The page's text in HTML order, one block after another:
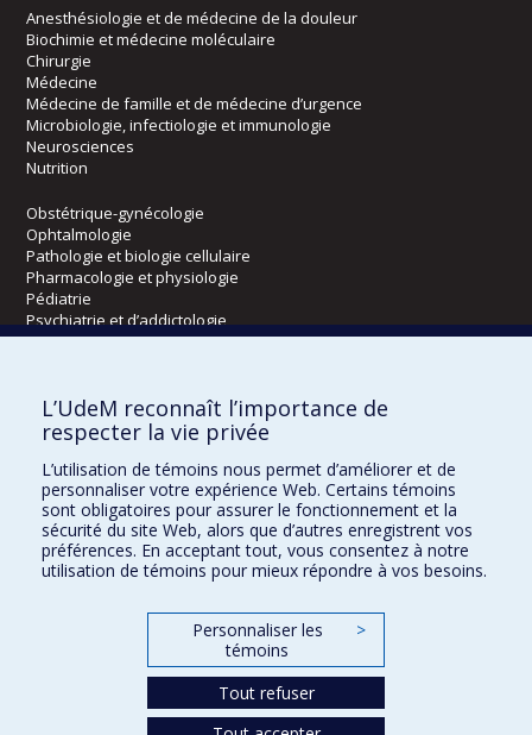
Anesthésiologie et de médecine de la douleur
Biochimie et médecine moléculaire
Chirurgie
Médecine
Médecine de famille et de médecine d’urgence
Microbiologie, infectiologie et immunologie
Neurosciences
Nutrition
Obstétrique-gynécologie
Ophtalmologie
Pathologie et biologie cellulaire
Pharmacologie et physiologie
Pédiatrie
Psychiatrie et d’addictologie
Radiologie, radio-oncologie et médecine nucléaire
Écoles
Orthophonie et audiologie
Réadaptation
Directions
L’UdeM reconnaît l’importance de
respecter la vie privée
L’utilisation de témoins nous permet d’améliorer et de
personnaliser votre expérience Web. Certains témoins
sont obligatoires pour assurer le fonctionnement et la
sécurité du site Web, alors que d’autres enregistrent vos
préférences. En acceptant tout, vous consentez à notre
utilisation de témoins pour mieux répondre à vos besoins.
Personnaliser les
témoins
>
Tout refuser